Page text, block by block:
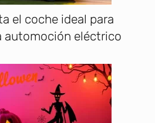
el coche ideal para
automoción eléctrico